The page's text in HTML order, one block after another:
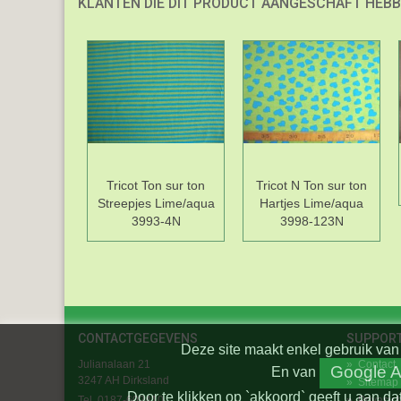
Tricot Ton sur ton
Streepjes Lime/aqua
3993-4N
Tricot N Ton sur ton
Hartjes Lime/aqua
3998-123N
CONTACTGEGEVENS
Julianalaan 21
3247 AH Dirksland
» Contact
» Sitemap
Deze site maakt enkel gebruik
En van Google
Door te klikken op `akkoord` geeft u aan